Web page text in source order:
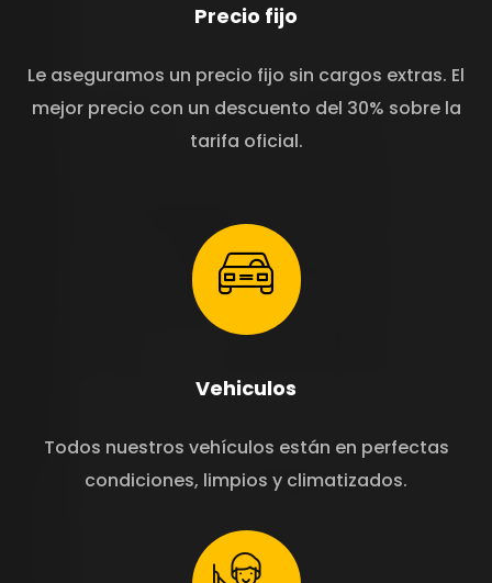
Precio fijo
Le aseguramos un precio fijo sin cargos extras. El
mejor precio con un descuento del 30% sobre la
tarifa oficial.
Vehiculos
Todos nuestros vehículos están en perfectas
condiciones, limpios y climatizados.